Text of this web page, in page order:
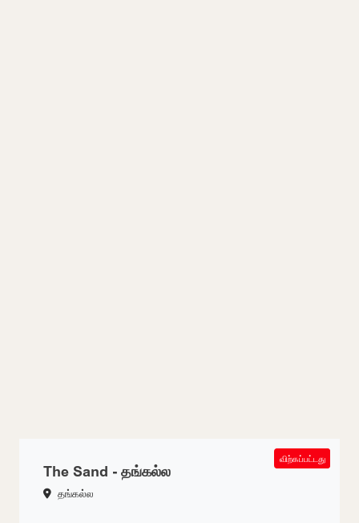
SOLD OUT
The Sand - தங்கல்ல
தங்கல்ல
விற்கப்பட்டது